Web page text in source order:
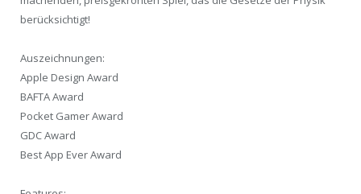
berücksichtigt!
Auszeichnungen:
Apple Design Award
BAFTA Award
Pocket Gamer Award
GDC Award
Best App Ever Award